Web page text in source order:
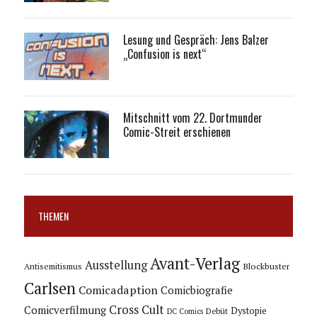
Lesung und Gespräch: Jens Balzer
„Confusion is next“
Mitschnitt vom 22. Dortmunder
Comic-Streit erschienen
THEMEN
Antisemitismus Ausstellung Avant-Verlag Blockbuster
Carlsen Comicadaption Comicbiografie
Comicverfilmung Cross Cult DC Comics Debüt Dystopie